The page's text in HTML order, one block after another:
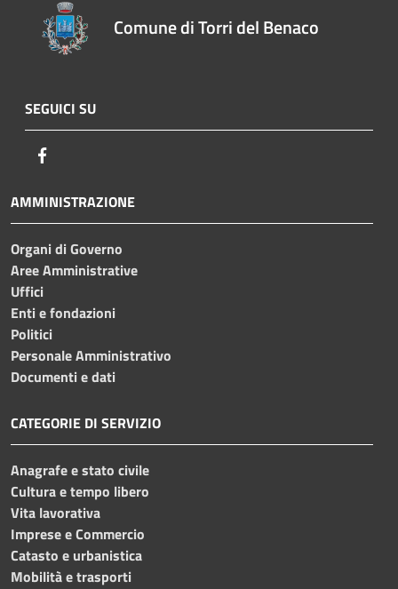
Comune di Torri del Benaco
SEGUICI SU
AMMINISTRAZIONE
Organi di Governo
Aree Amministrative
Uffici
Enti e fondazioni
Politici
Personale Amministrativo
Documenti e dati
CATEGORIE DI SERVIZIO
Anagrafe e stato civile
Cultura e tempo libero
Vita lavorativa
Imprese e Commercio
Catasto e urbanistica
Mobilità e trasporti